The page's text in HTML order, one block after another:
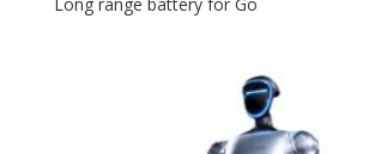
Long range battery for Go